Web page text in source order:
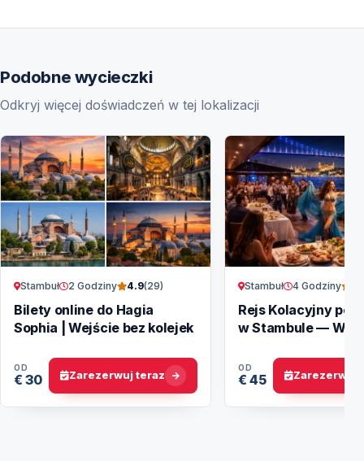
Podobne wycieczki
Odkryj więcej doświadczeń w tej lokalizacji
Stambuł 2 Godziny 4.9(29)
Bilety online do Hagia
Sophia | Wejście bez kolejek
OD
€ 30 Zarezerwuj teraz
Stambuł 4 Godziny
Rejs Kolacyjny po
w Stambule —
OD
€ 45 Zarezerwuj